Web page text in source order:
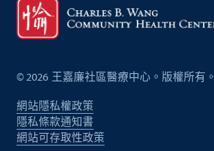
©2026 王嘉廉社區醫療中心。版權所有。
網站隱私權政策
隱私條款通知書
網站可存取性政策